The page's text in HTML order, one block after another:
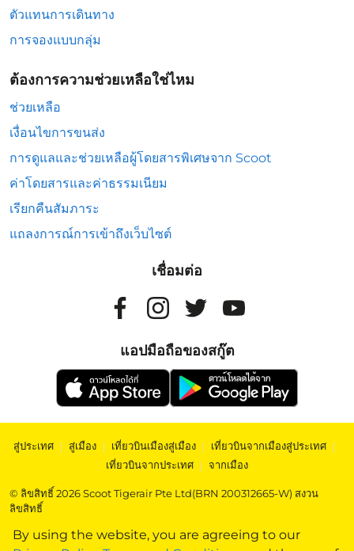
By using the website, you are agreeing to our
ตัวแทนการเดินทาง
การจองแบบกลุ่ม
ต้องการความช่วยเหลือใช่ไหม
ช่วยเหลือ
เงื่อนไขการขนส่ง
การดูแลและช่วยเหลือผู้โดยสารพิเศษจาก Scoot
ค่าโดยสารและค่าธรรมเนียม
เรียกคืนสัมภาระ
แถลงการณ์การเข้าถึงเว็บไซต์
เชื่อมต่อ
แอปมือถือของสกู๊ต
สู่ประเทศ | สู่เมือง | เที่ยวบินเมืองสู่เมือง | เที่ยวบินจากเมืองสู่ประเทศ |
เที่ยวบินจากประเทศ | จากเมือง
© ลิขสิทธิ์ 2026 Scoot Tigerair Pte Ltd(BRN 200312665-W) สงวน
ลิขสิทธิ์